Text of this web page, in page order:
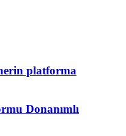
platforma
Donanımlı